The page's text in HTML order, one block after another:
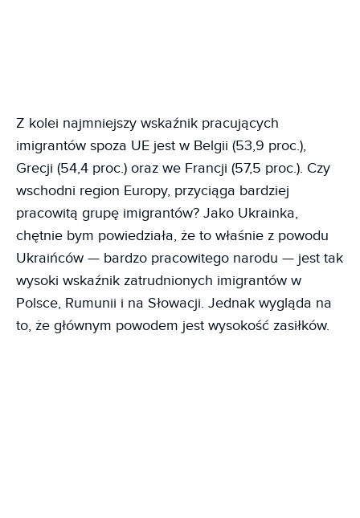
Z kolei najmniejszy wskaźnik pracujących
imigrantów spoza UE jest w Belgii (53,9 proc.),
Grecji (54,4 proc.) oraz we Francji (57,5 proc.). Czy
wschodni region Europy, przyciąga bardziej
pracowitą grupę imigrantów? Jako Ukrainka,
chętnie bym powiedziała, że to właśnie z powodu
Ukraińców — bardzo pracowitego narodu — jest tak
wysoki wskaźnik zatrudnionych imigrantów w
Polsce, Rumunii i na Słowacji. Jednak wygląda na
to, że głównym powodem jest wysokość zasiłków.